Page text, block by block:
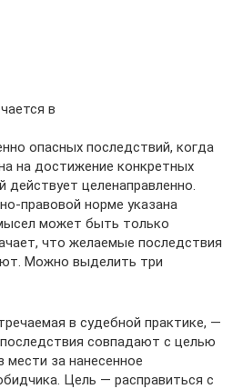
в
опасных последствий, когда
на достижение конкретных
действует целенаправленно.
правовой норме указана
может быть только
что желаемые последствия
Можно выделить три
в судебной практике, —
совпадают с целью
мести за нанесенное
Цель — расправиться с